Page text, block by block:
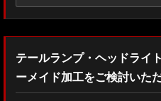
テールランプ・ヘッドライ
ーメイド加工をご検討いた